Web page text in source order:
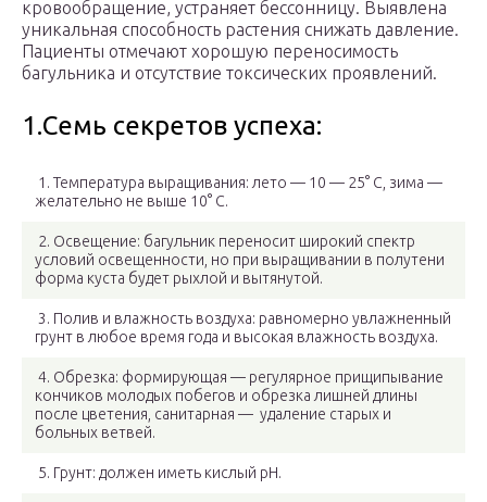
кровообращение, устраняет бессонницу. Выявлена
уникальная способность растения снижать давление.
Пациенты отмечают хорошую переносимость
багульника и отсутствие токсических проявлений.
1.Семь секретов успеха:
1. Температура выращивания: лето — 10 — 25° С, зима —
желательно не выше 10° С.
2. Освещение: багульник переносит широкий спектр
условий освещенности, но при выращивании в полутени
форма куста будет рыхлой и вытянутой.
3. Полив и влажность воздуха: равномерно увлажненный
грунт в любое время года и высокая влажность воздуха.
4. Обрезка: формирующая — регулярное прищипывание
кончиков молодых побегов и обрезка лишней длины
после цветения, санитарная — удаление старых и
больных ветвей.
5. Грунт: должен иметь кислый рН.